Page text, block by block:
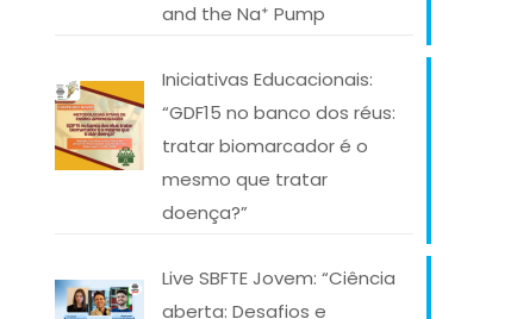
and the Na⁺ Pump
Iniciativas Educacionais:
“GDF15 no banco dos réus:
tratar biomarcador é o
mesmo que tratar
doença?”
Live SBFTE Jovem: “Ciência
aberta: Desafios e